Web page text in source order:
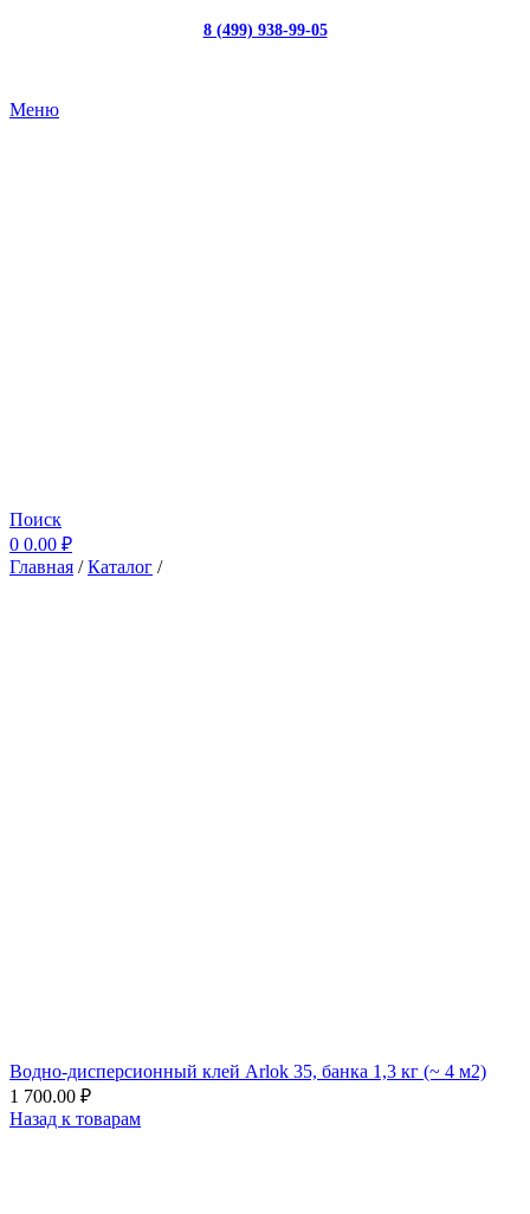
8 (499) 938-99-05
Меню
Поиск
0 0.00 ₽
Главная /Каталог /
Водно-дисперсионный клей Arlok 35, банка 1,3 кг (~ 4 м2)
1 700.00 ₽
Назад к товарам